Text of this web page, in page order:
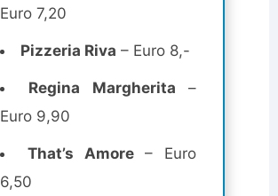
Euro 7,20
Pizzeria Riva – Euro 8,-
Regina Margherita –
Euro 9,90
That’s Amore– Euro
6,50